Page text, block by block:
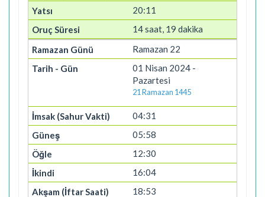
20:11
14 saat, 19 dakika
Ramazan 22
01 Nisan 2024 -
Pazartesi
21 Ramazan 1445
04:31
05:58
12:30
16:04
18:53